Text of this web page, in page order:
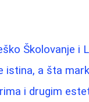
Školovanje i
istina, a šta
i drugim